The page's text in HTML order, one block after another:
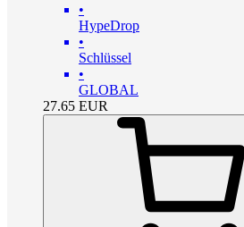
•
HypeDrop
•
Schlüssel
•
GLOBAL
27.65 EUR